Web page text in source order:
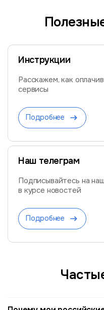
Инструкции
Расскажем, как
сервисы
Подробнее
Наш телеграм
Подписывайтесь на
в курсе новостей
Подробнее